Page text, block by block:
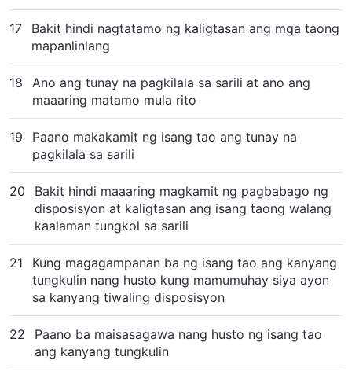
17
Bakit hindi nagtatamo ng kaligtasan ang mga taong
mapanlinlang
18
Ano ang tunay na pagkilala sa sarili at ano ang
maaaring matamo mula rito
19
Paano makakamit ng isang tao ang tunay na
pagkilala sa sarili
20
Bakit hindi maaaring magkamit ng pagbabago ng
disposisyon at kaligtasan ang isang taong walang
kaalaman tungkol sa sarili
21
Kung magagampanan ba ng isang tao ang kanyang
tungkulin nang husto kung mamumuhay siya ayon
sa kanyang tiwaling disposisyon
22
Paano ba maisasagawa nang husto ng isang tao
ang kanyang tungkulin